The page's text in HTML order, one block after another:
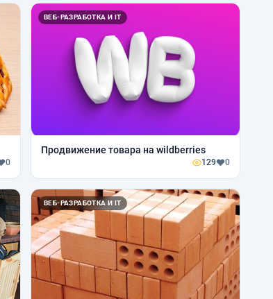
0
ВЕБ-РАЗРАБОТКА И IT
Продвижение товара на wildberries
129 0
ВЕБ-РАЗРАБОТКА И IT